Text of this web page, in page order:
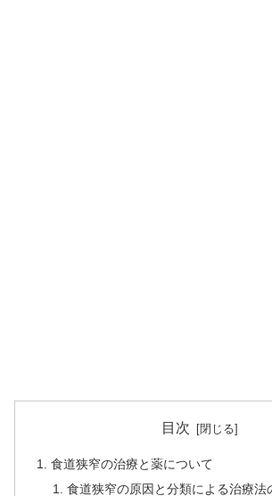
目次
食道狭窄の治療と薬について
食道狭窄の原因と分類による治療法